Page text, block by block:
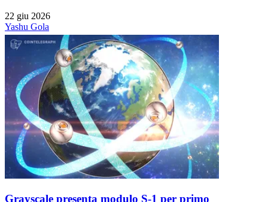
22 giu 2026
Yashu Gola
Grayscale presenta modulo S-1 per primo